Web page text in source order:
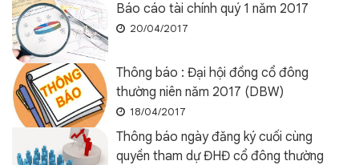
Báo cáo tài chính quý 1 năm 2017
20/04/2017
Thông báo : Đại hội đồng cổ đông
thường niên năm 2017 (DBW)
18/04/2017
Thông báo ngày đăng ký cuối cùng
quyền tham dự ĐHĐ cổ đông thường